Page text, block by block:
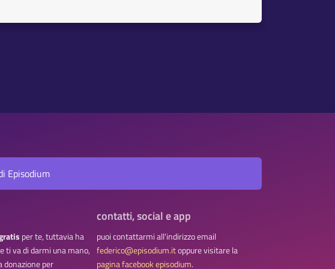
Episodium
per te, tuttavia ha
ti va di darmi una mano,
donazione per
contatti, social e app
puoi contattarmi all'indirizzo email
federico@episodium.itoppure visitare la
pagina facebook episodium.